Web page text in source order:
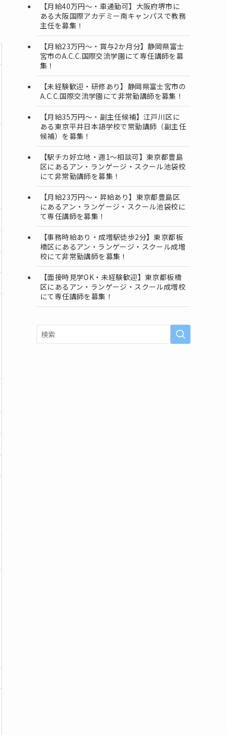
【月給40万円～・車通勤可】大阪府堺市に
ある大阪国際アカデミー南キャンパスで教務
主任を募集！
【月給23万円～・賞与2か月分】静岡県富士
宮市のA.C.C.国際交流学園にて専任講師を募
集！
【未経験歓迎・研修あり】静岡県富士宮市の
A.C.C.国際交流学園にて非常勤講師を募集！
【月給35万円〜・副主任候補】江戸川区に
ある東京平井日本語学校で常勤講師（副主任
候補）を募集！
【駅チカ好立地・週1〜相談可】東京都豊島
区にあるアン・ランゲージ・スクール池袋校
にて非常勤講師を募集！
【月給23万円～・昇給あり】東京都豊島区
にあるアン・ランゲージ・スクール池袋校に
て専任講師を募集！
【事務時給あり・成増駅徒歩2分】東京都板
橋区にあるアン・ランゲージ・スクール成増
校にて非常勤講師を募集！
【面接時見学OK・未経験歓迎】東京都板橋
区にあるアン・ランゲージ・スクール成増校
にて専任講師を募集！